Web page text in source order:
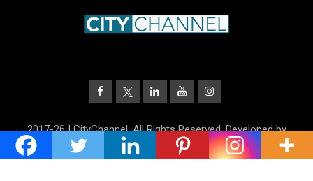
2017-26 | CityChannel. All Rights Reserved. Developed by
UnitrustMedia